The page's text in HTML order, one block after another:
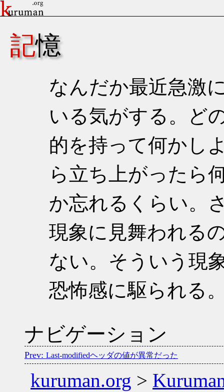
記憶
なんだか最近急激
いる気がする。ど
的を持って何かし
ら立ち上がったら
か忘れるくらい。
現象に見舞われる
ない。そういう現
恐怖感に駆られる
ナビゲーション
Last-modifiedヘッダの値が異常だった
kuruman.org >